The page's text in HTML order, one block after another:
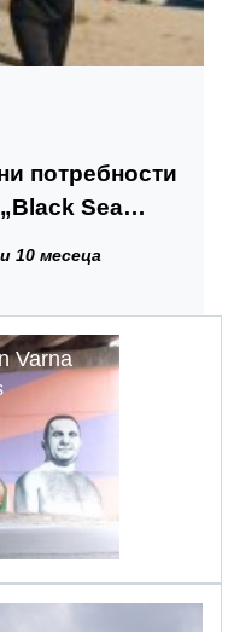
потребности
Sea
10 месеца
Varna